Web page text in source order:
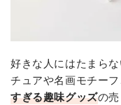
好きな人にはたまら
チュアや名画モチー
すぎる趣味グッズの